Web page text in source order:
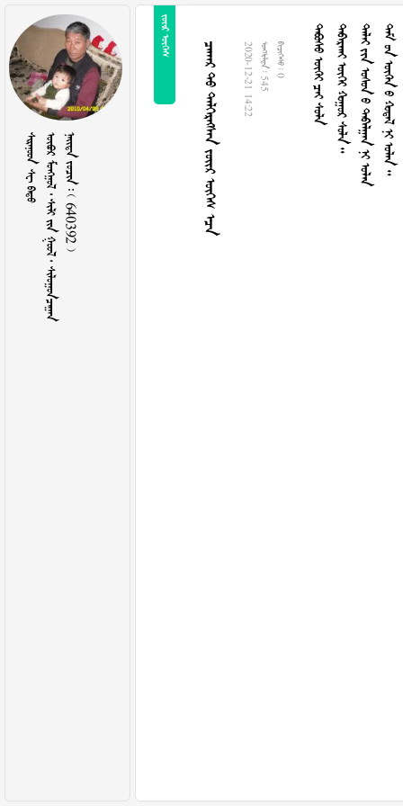
             640392 
 
      2020-12-21 14:22  545  0                     